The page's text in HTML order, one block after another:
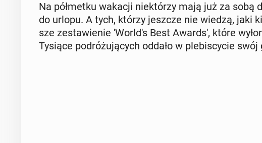
Na pół­met­ku wakacji nie­któ­rzy mają już za sobą
do urlopu. A tych, którzy jeszcze nie wiedzą, jaki
sze ze­sta­wie­nie 'Worl­d's Best Awards', które
Tysiące po­dró­żu­ją­cych oddało w ple­bi­scy­cie